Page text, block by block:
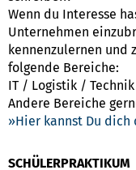
Wenn du Interesse
Unternehmen
kennenzulernen und
folgende Bereiche:
IT / Logistik / Technik
Andere Bereiche
Hier kannst Du
SCHÜLERPRAKTIKUM